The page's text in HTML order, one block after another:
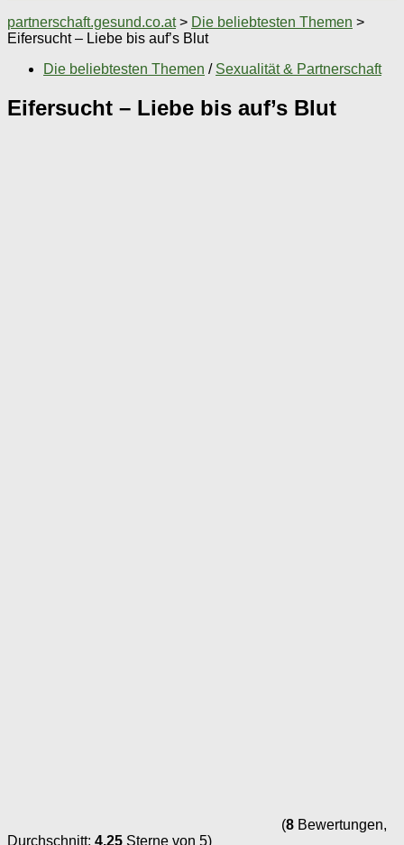
partnerschaft.gesund.co.at> Die beliebtesten Themen >
Eifersucht – Liebe bis auf’s Blut
Die beliebtesten Themen / Sexualität & Partnerschaft
Eifersucht – Liebe bis auf’s Blut
(8 Bewertungen,
Durchschnitt: 4,25 Sterne von 5)